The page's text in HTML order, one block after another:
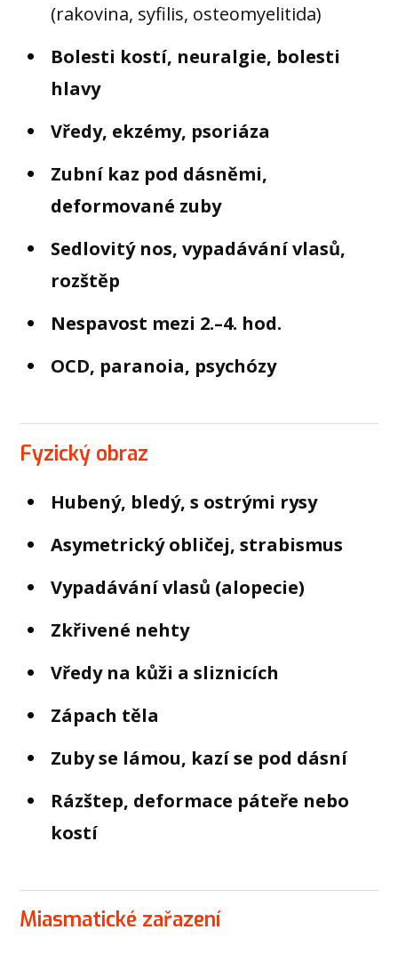
(rakovina, syfilis, osteomyelitida)
Bolesti kostí, neuralgie, bolesti
hlavy
Vředy, ekzémy, psoriáza
Zubní kaz pod dásněmi,
deformované zuby
Sedlovitý nos, vypadávání vlasů,
rozštěp
Nespavost mezi 2.–4. hod.
OCD, paranoia, psychózy
Fyzický obraz
Hubený, bledý, s ostrými rysy
Asymetrický obličej, strabismus
Vypadávání vlasů (alopecie)
Zkřivené nehty
Vředy na kůži a sliznicích
Zápach těla
Zuby se lámou, kazí se pod dásní
Rázštep, deformace páteře nebo
kostí
Miasmatické zařazení